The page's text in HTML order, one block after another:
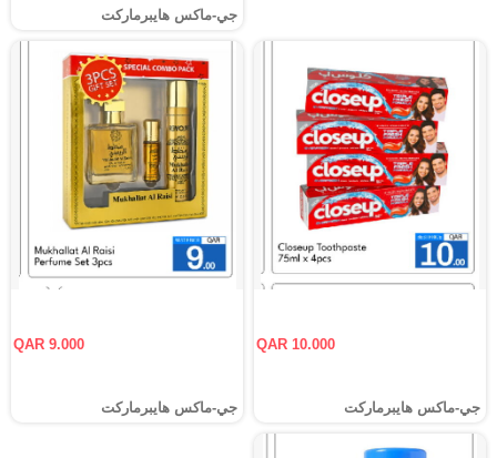
جي-ماكس هايبرماركت
QAR 10.000
جي-ماكس هايبرماركت
QAR 9.000
جي-ماكس هايبرماركت